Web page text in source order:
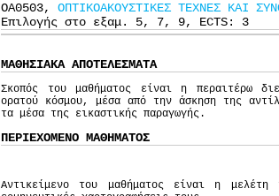
ΟΑ0503, ΟΠΤΙΚΟΑΚΟΥΣΤΙΚΕΣ ΤΕΧΝΕΣ ΚΑΙ
Επιλογής στο εξαμ. 5, 7, 9, ECTS: 3
ΜΑΘΗΣΙΑΚΑ ΑΠΟΤΕΛΕΣΜΑΤΑ
Σκοπός του μαθήματος είναι η περαιτέρω
ορατού κόσμου, μέσα από την άσκηση της
τα μέσα της εικαστικής παραγωγής.
ΠΕΡΙΕΧΟΜΕΝΟ ΜΑΘΗΜΑΤΟΣ
Αντικείμενο του μαθήματος είναι η